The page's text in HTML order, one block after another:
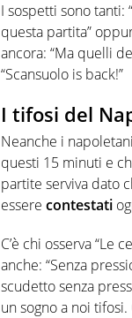
I sospetti sono tanti:
questa partita”
ancora: “Ma quelli
“Scansuolo is back!”
I tifosi del
Neanche i
questi 15 minuti e
partite serviva dato
essere contestati
C’è chi osserva “Le
anche: “Senza
scudetto senza
un sogno a noi